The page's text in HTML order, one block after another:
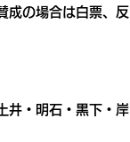
成の場合は白票、反
井・明石・黒下・岸